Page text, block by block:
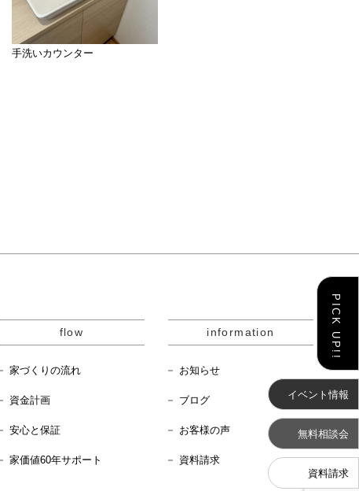
手洗いカウンター
イベント情報
無料相談会
資料請求
flow
家づくりの流れ
資金計画
安心と保証
家価値60年サポート
information
お知らせ
ブログ
お客様の声
資料請求